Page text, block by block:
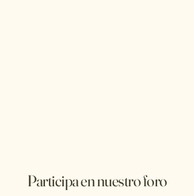
Participa en nuestro foro